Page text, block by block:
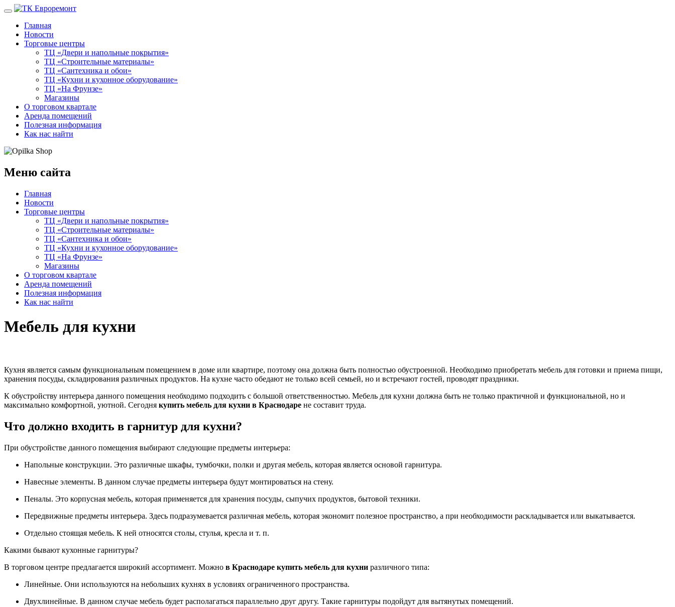
Главная
Новости
Торговые центры
ТЦ «Двери и напольные покрытия»
ТЦ «Строительные материалы»
ТЦ «Сантехника и обои»
ТЦ «Кухни и кухонное оборудование»
ТЦ «На Фрунзе»
Магазины
О торговом квартале
Аренда помещений
Полезная информация
Как нас найти
Меню сайта
Главная
Новости
Торговые центры
ТЦ «Двери и напольные покрытия»
ТЦ «Строительные материалы»
ТЦ «Сантехника и обои»
ТЦ «Кухни и кухонное оборудование»
ТЦ «На Фрунзе»
Магазины
О торговом квартале
Аренда помещений
Полезная информация
Как нас найти
Мебель для кухни
Кухня является самым функциональным помещением в доме или квартире, поэтому она должна быть полностью обустроенной. Необходимо приобретать мебель для готовки и приема пищи,
хранения посуды, складирования различных продуктов. На кухне часто обедают не только всей семьей, но и встречают гостей, проводят праздники.
К обустройству интерьера данного помещения необходимо подходить с большой ответственностью. Мебель для кухни должна быть не только практичной и функциональной, но и
максимально комфортной, уютной. Сегодня купить мебель для кухни в Краснодаре не составит труда.
Что должно входить в гарнитур для кухни?
При обустройстве данного помещения выбирают следующие предметы интерьера:
Напольные конструкции. Это различные шкафы, тумбочки, полки и другая мебель, которая является основой гарнитура.
Навесные элементы. В данном случае предметы интерьера будут монтироваться на стену.
Пеналы. Это корпусная мебель, которая применяется для хранения посуды, сыпучих продуктов, бытовой техники.
Передвижные предметы интерьера. Здесь подразумевается различная мебель, которая экономит полезное пространство, а при необходимости раскладывается или выкатывается.
Отдельно стоящая мебель. К ней относятся столы, стулья, кресла и т. п.
Какими бывают кухонные гарнитуры?
В торговом центре предлагается широкий ассортимент. Можно в Краснодаре купить мебель для кухни различного типа:
Линейные. Они используются на небольших кухнях в условиях ограниченного пространства.
Двухлинейные. В данном случае мебель будет располагаться параллельно друг другу. Такие гарнитуры подойдут для вытянутых помещений.